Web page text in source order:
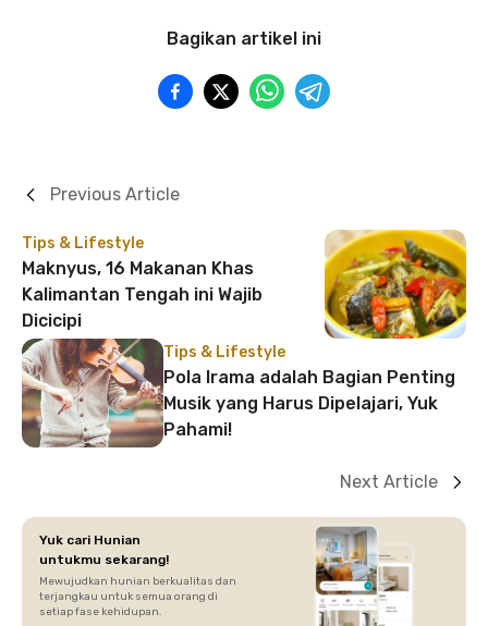
Bagikan artikel ini
Tips & Lifestyle
Maknyus, 16 Makanan Khas
Kalimantan Tengah ini Wajib
Dicicipi
Previous Article
Tips & Lifestyle
Pola Irama adalah Bagian Penting
Musik yang Harus Dipelajari, Yuk
Pahami!
Next Article
Yuk cari Hunian
untukmu sekarang!
Mewujudkan hunian berkualitas dan
terjangkau untuk semua orang di
setiap fase kehidupan.